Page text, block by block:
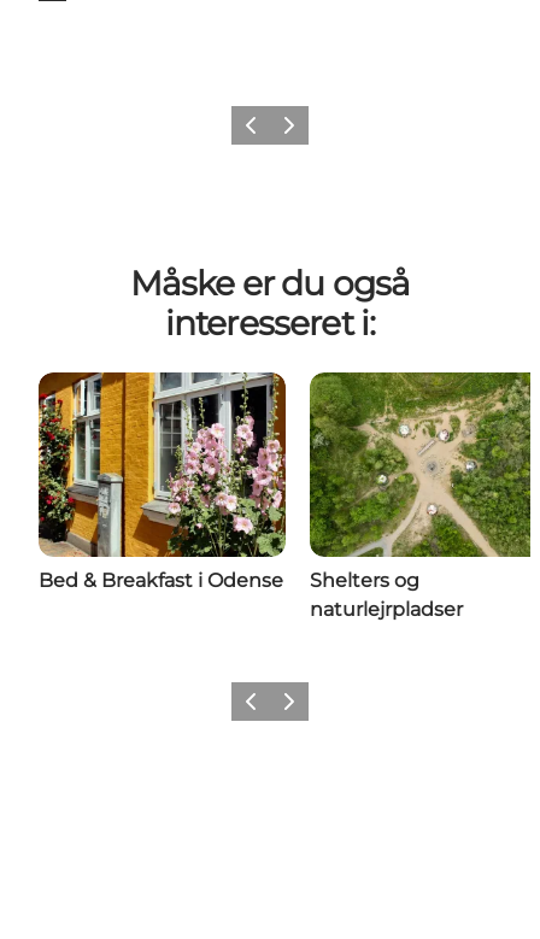
ForrigeNæste
Måske er du også
interesseret i:
Bed & Breakfast i Odense
Shelters og
naturlejrpladser
ForrigeNæste